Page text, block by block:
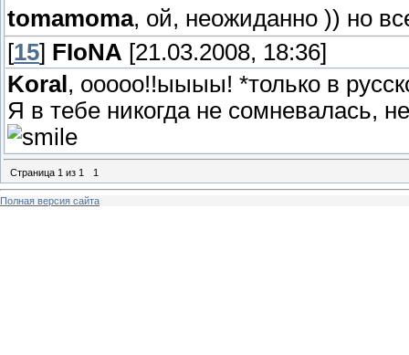
tomamoma, ой, неожиданно )) но
[15] FIoNA [21.03.2008, 18:36]
Koral, ооооо!!ыыыы! *только в
Я в тебе никогда не сомневалась,
Страница 1 из 1 1
Полная версия сайта